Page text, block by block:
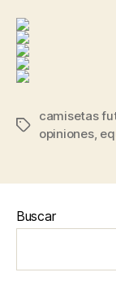
Etiquetas
camisetas
opiniones,
Buscar